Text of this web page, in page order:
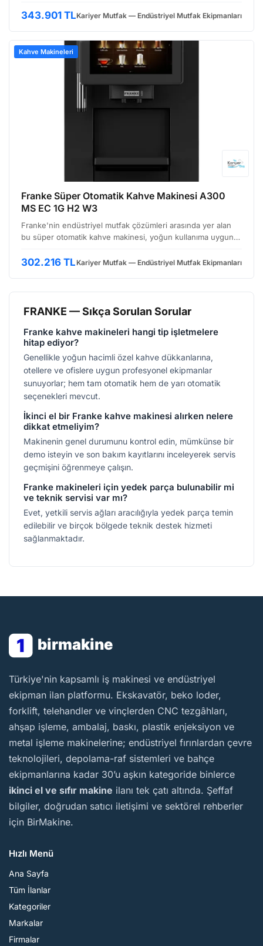
Özellikle ofisler, oteller, restoranlar ve catering…
343.901 TLKariyer Mutfak — Endüstriyel Mutfak Ekipmanları
Kahve Makineleri
Franke Süper Otomatik Kahve Makinesi A300
MS EC 1G H2 W3
Franke'nin endüstriyel mutfak çözümleri arasında yer alan
bu süper otomatik kahve makinesi, yoğun kullanıma uygun,
modeldir. Özellikle ofis ortamları, oteller, re…
302.216 TL Kariyer Mutfak — Endüstriyel Mutfak Ekipmanları
FRANKE — Sıkça Sorulan Sorular
Franke kahve makineleri hangi tip işletmelere
hitap ediyor?
Genellikle yoğun hacimli özel kahve dükkanlarına,
otellere ve ofislere uygun profesyonel ekipmanlar
sunuyorlar; hem tam otomatik hem de yarı otomatik
seçenekleri mevcut.
İkinci el bir Franke kahve makinesi alırken nelere
dikkat etmeliyim?
Makinenin genel durumunu kontrol edin, mümkünse bir
demo isteyin ve son bakım kayıtlarını inceleyerek servis
geçmişini öğrenmeye çalışın.
Franke makineleri için yedek parça bulunabilir mi
ve teknik servisi var mı?
Evet, yetkili servis ağları aracılığıyla yedek parça temin
edilebilir ve birçok bölgede teknik destek hizmeti
sağlanmaktadır.
1 birmakine
BirMakine
Türkiye'nin kapsamlı iş makinesi ve endüstriyel
ekipman ilan platformu. Ekskavatör, beko loder,
forklift, telehandler ve vinçlerden CNC tezgâhları,
ahşap işleme, ambalaj, baskı, plastik enjeksiyon ve
metal işleme makinelerine; endüstriyel fırınlardan çevre
teknolojileri, depolama-raf sistemleri ve bahçe
ekipmanlarına kadar 30’u aşkın kategoride binlerce
ikinci el ve sıfır makine ilanı tek çatı altında. Şeffaf
bilgiler, doğrudan satıcı iletişimi ve sektörel rehberler
için BirMakine.
Hızlı Menü
Ana Sayfa
Tüm İlanlar
Kategoriler
Markalar
Firmalar